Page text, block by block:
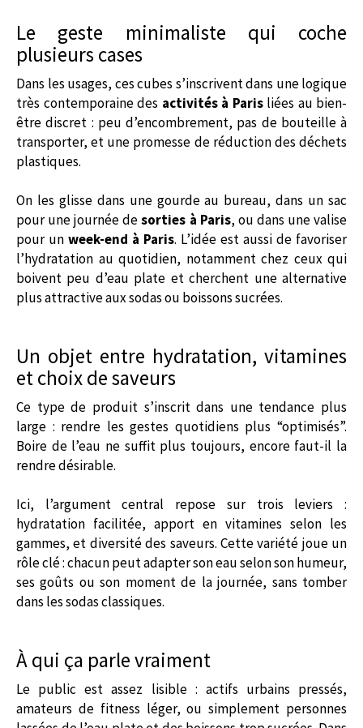
Le geste minimaliste qui coche
plusieurs cases
Dans les usages, ces cubes s’inscrivent dans une logique
très contemporaine des activités à Parisliées au bien-
être discret : peu d’encombrement, pas de bouteille à
transporter, et une promesse de réduction des déchets
plastiques.
On les glisse dans une gourde au bureau, dans un sac
pour une journée desorties à Paris, ou dans une valise
pour un week-end à Paris. L’idée est aussi de favoriser
l’hydratation au quotidien, notamment chez ceux qui
boivent peu d’eau plate et cherchent une alternative
plus attractive aux sodas ou boissons sucrées.
Un objet entre hydratation, vitamines
et choix de saveurs
Ce type de produit s’inscrit dans une tendance plus
large : rendre les gestes quotidiens plus “optimisés”.
Boire de l’eau ne suffit plus toujours, encore faut-il la
rendre désirable.
Ici, l’argument central repose sur trois leviers :
hydratation facilitée, apport en vitamines selon les
gammes, et diversité des saveurs. Cette variété joue un
rôle clé : chacun peut adapter son eau selon son humeur,
ses goûts ou son moment de la journée, sans tomber
dans les sodas classiques.
À qui ça parle vraiment
Le public est assez lisible : actifs urbains pressés,
amateurs de fitness léger, ou simplement personnes